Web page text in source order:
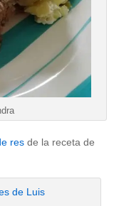
res de la receta de